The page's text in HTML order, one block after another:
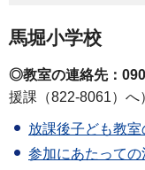
馬堀小学校
◎教室の連絡先：
援課（822-8061）へ
放課後子ども教室
参加にあたっての